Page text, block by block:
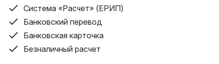
Система «Расчет» (ЕРИП)
Банковский перевод
Банковская карточка
Безналичный расчет